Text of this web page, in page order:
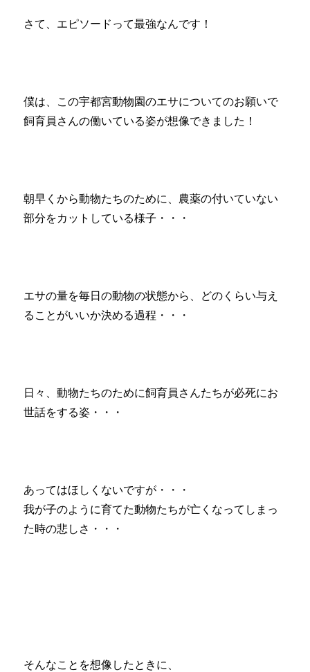
さて、エピソードって最強なんです！
僕は、この宇都宮動物園のエサについてのお願いで
飼育員さんの働いている姿が想像できました！
朝早くから動物たちのために、農薬の付いていない
部分をカットしている様子・・・
エサの量を毎日の動物の状態から、どのくらい与え
ることがいいか決める過程・・・
日々、動物たちのために飼育員さんたちが必死にお
世話をする姿・・・
あってはほしくないですが・・・
我が子のように育てた動物たちが亡くなってしまっ
た時の悲しさ・・・
そんなことを想像したときに、